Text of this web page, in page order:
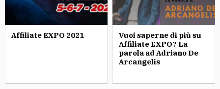
Affiliate EXPO 2021
Vuoi saperne di più su
Affiliate EXPO? La
parola ad Adriano De
Arcangelis